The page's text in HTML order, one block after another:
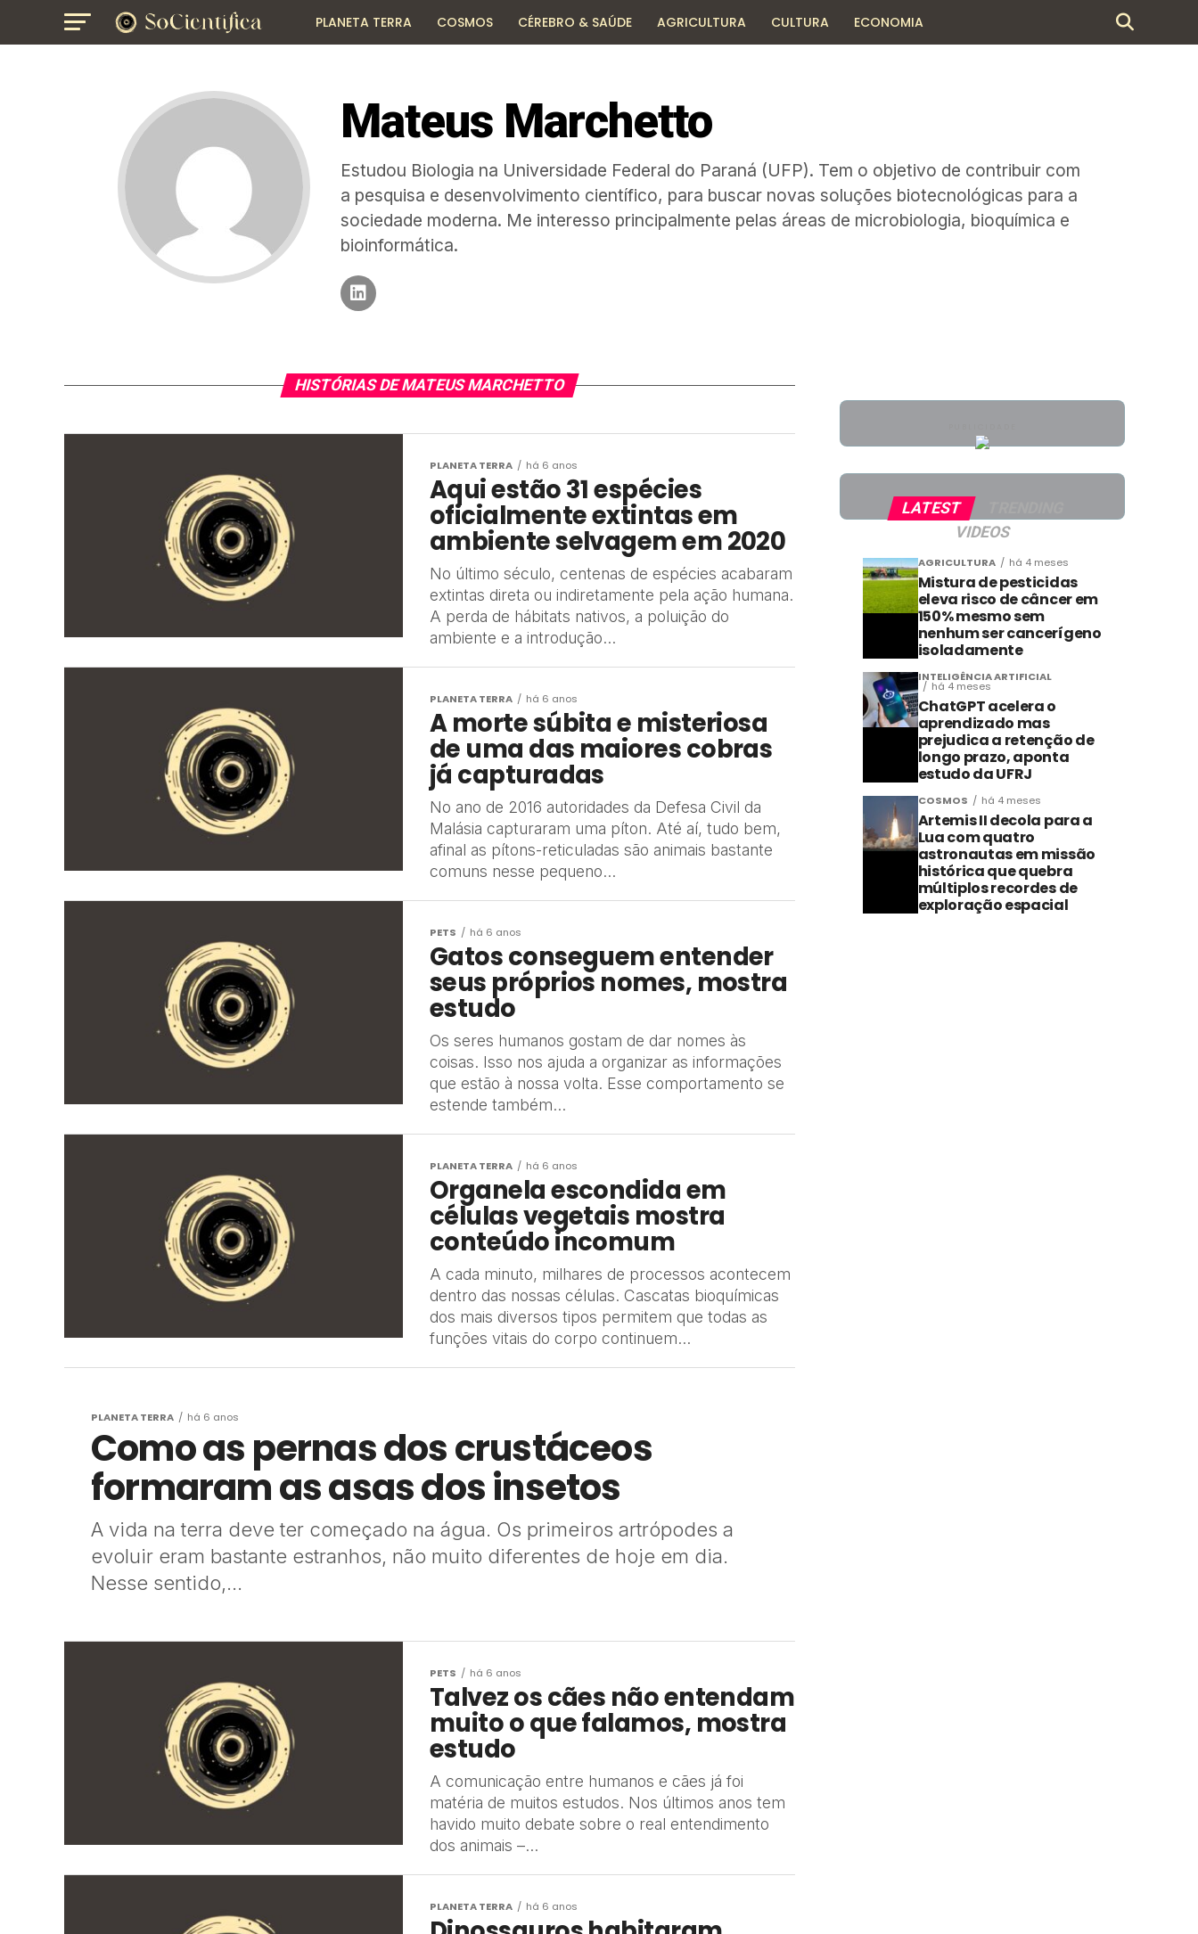
PLANETA TERRA COSMOS CÉREBRO & SAÚDE AGRICULTURA CULTURA ECONOMIA
Mateus Marchetto
Estudou Biologia na Universidade Federal do Paraná (UFP). Tem o objetivo de contribuir com
a pesquisa e desenvolvimento científico, para buscar novas soluções biotecnológicas para a
sociedade moderna. Me interesso principalmente pelas áreas de microbiologia, bioquímica e
bioinformática.
HISTÓRIAS DE MATEUS MARCHETTO
PLANETA TERRA há 6 anos
Aqui estão 31 espécies
oficialmente extintas em
ambiente selvagem em 2020
No último século, centenas de espécies acabaram
extintas direta ou indiretamente pela ação humana.
A perda de hábitats nativos, a poluição do
ambiente e a introdução...
PLANETA TERRA há 6 anos
A morte súbita e misteriosa
de uma das maiores cobras
já capturadas
No ano de 2016 autoridades da Defesa Civil da
Malásia capturaram uma píton. Até aí, tudo bem,
afinal as pítons-reticuladas são animais bastante
comuns nesse pequeno...
PETS há 6 anos
Gatos conseguem entender
seus próprios nomes, mostra
estudo
Os seres humanos gostam de dar nomes às
coisas. Isso nos ajuda a organizar as informações
que estão à nossa volta. Esse comportamento se
estende também...
PLANETA TERRA há 6 anos
Organela escondida em
células vegetais mostra
conteúdo incomum
A cada minuto, milhares de processos acontecem
dentro das nossas células. Cascatas bioquímicas
dos mais diversos tipos permitem que todas as
funções vitais do corpo continuem...
PLANETA TERRA há 6 anos
Como as pernas dos crustáceos
formaram as asas dos insetos
A vida na terra deve ter começado na água. Os primeiros artrópodes a
evoluir eram bastante estranhos, não muito diferentes de hoje em dia.
Nesse sentido,...
PETS há 6 anos
Talvez os cães não entendam
muito o que falamos, mostra
estudo
A comunicação entre humanos e cães já foi
matéria de muitos estudos. Nos últimos anos tem
havido muito debate sobre o real entendimento
dos animais –...
PLANETA TERRA há 6 anos
LATEST
VIDEOS
AGRICULTURA há 4 meses
Mistura de pesticidas
eleva risco de câncer em
150% mesmo sem
nenhum ser cancerígeno
isoladamente
INTELIGÊNCIA ARTIFICIAL
há 4 meses
ChatGPT acelera o
aprendizado mas
prejudica a retenção de
longo prazo, aponta
estudo da UFRJ
COSMOS há 4 meses
Artemis II decola para a
Lua com quatro
astronautas em missão
histórica que quebra
múltiplos recordes de
exploração espacial